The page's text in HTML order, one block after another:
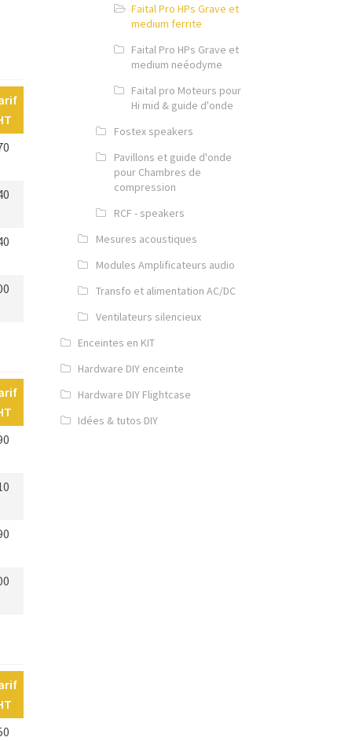
Faital Pro HPs Grave et
medium ferrite
Faital Pro HPs Grave et
medium neéodyme
Faital pro Moteurs pour
Hi mid & guide d'onde
Fostex speakers
Pavillons et guide d'onde
pour Chambres de
compression
RCF - speakers
Mesures acoustiques
Modules Amplificateurs audio
Transfo et alimentation AC/DC
Ventilateurs silencieux
Enceintes en KIT
Hardware DIY enceinte
Hardware DIY Flightcase
Idées & tutos DIY